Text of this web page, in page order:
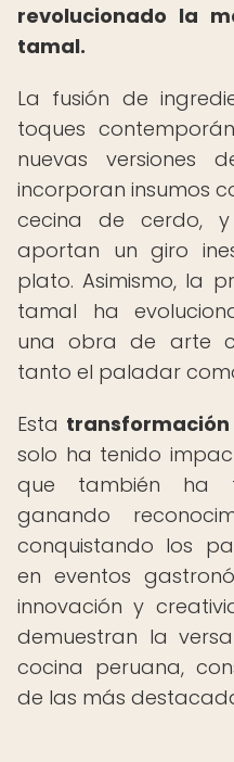
revolucionado la
tamal.
La fusión de
toques
nuevas versiones
incorporan insumos
cecina de cerdo,
aportan un giro
plato. Asimismo, la
tamal ha
una obra de arte
tanto el paladar
Esta
solo ha tenido
que también ha
ganando
conquistando los
en eventos
innovación y
demuestran la
cocina peruana,
de las más